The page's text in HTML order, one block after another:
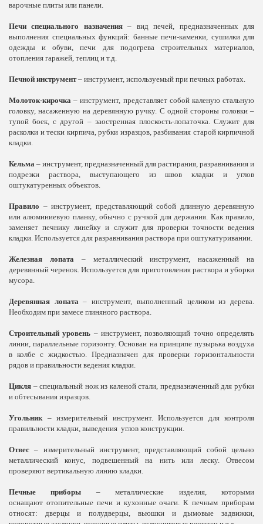
варочные плиты или панели.
Печи специального назначения– вид печей, предназначенных для
выполнения специальных функций: банные печи-каменки, сушилки для
одежды и обуви, печи для подогрева строительных материалов,
отопления гаражей, теплиц и т.д.
Печной инструмент– инструмент, используемый при печных работах.
Молоток-кирочка– инструмент, представляет собой каленую стальную
головку, насаженную на деревянную ручку. С одной стороны головки –
тупой боек, с другой – заостренная плоскость-лопаточка. Служит для
расколки и тески кирпича, рубки изразцов, разбивания старой кирпичной
кладки.
Кельма – инструмент, предназначенный для растирания, разравнивания и
подрезки раствора, выступающего из швов кладки и углов
оштукатуренных объектов.
Правило – инструмент, представляющий собой длинную деревянную
или алюминиевую планку, обычно с ручкой для держания. Как правило,
заменяет печнику линейку и служит для проверки точности ведения
кладки. Используется для разравнивания раствора при оштукатуривании.
Железная лопата– металлический инструмент, насаженный на
деревянный черенок. Используется для приготовления раствора и уборки
мусора.
Деревянная лопата– инструмент, выполненный целиком из дерева.
Необходим при замесе глиняного раствора.
Строительный уровень – инструмент, позволяющий точно определять
линии, параллельные горизонту. Основан на принципе пузырька воздуха
в колбе с жидкостью. Предназначен для проверки горизонтальности
рядов и правильности ведения кладки.
Цикля – специальный нож из каленой стали, предназначенный для рубки
и обтесывания изразцов.
Угольник– измерительный инструмент. Используется для контроля
правильности кладки, выведения углов конструкции.
Отвес – измерительный инструмент, представляющий собой цельно
металлический конус, подвешенный на нить или леску. Отвесом
проверяют вертикальную линию кладки.
Печные приборы – металлические изделия, которыми
оснащают отопительные печи и кухонные очаги. К печным приборам
относят: дверцы и полудверцы, вьюшки и дымовые задвижки,